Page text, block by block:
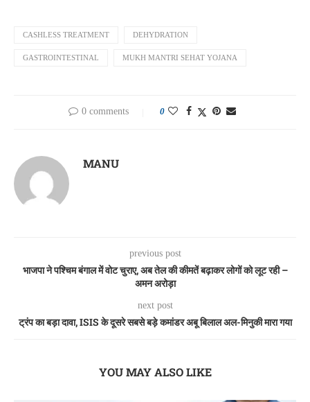
CASHLESS TREATMENT DEHYDRATION
GASTROINTESTINAL MUKH MANTRI SEHAT YOJANA
0 comments 0
MANU
previous post
भाजपा ने पश्चिम बंगाल में वोट चुराए, अब तेल की कीमतें बढ़ाकर लोगों को लूट रही –
अमन अरोड़ा
next post
ट्रंप का बड़ा दावा, ISIS के दूसरे सबसे बड़े कमांडर अबू बिलाल अल-मिनुकी मारा गया
YOU MAY ALSO LIKE